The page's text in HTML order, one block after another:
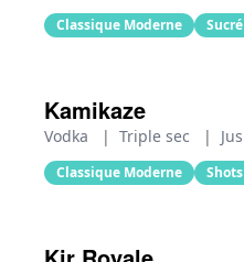
Classique Moderne Sucré
Kamikaze
Vodka | Triple sec |
Classique Moderne